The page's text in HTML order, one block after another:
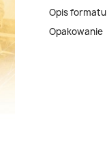
Opis formatu
Opakowanie